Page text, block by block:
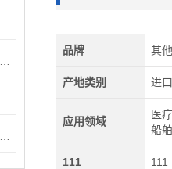
品牌 其
产地类别 进口
应用领域
医
船舶
111 111